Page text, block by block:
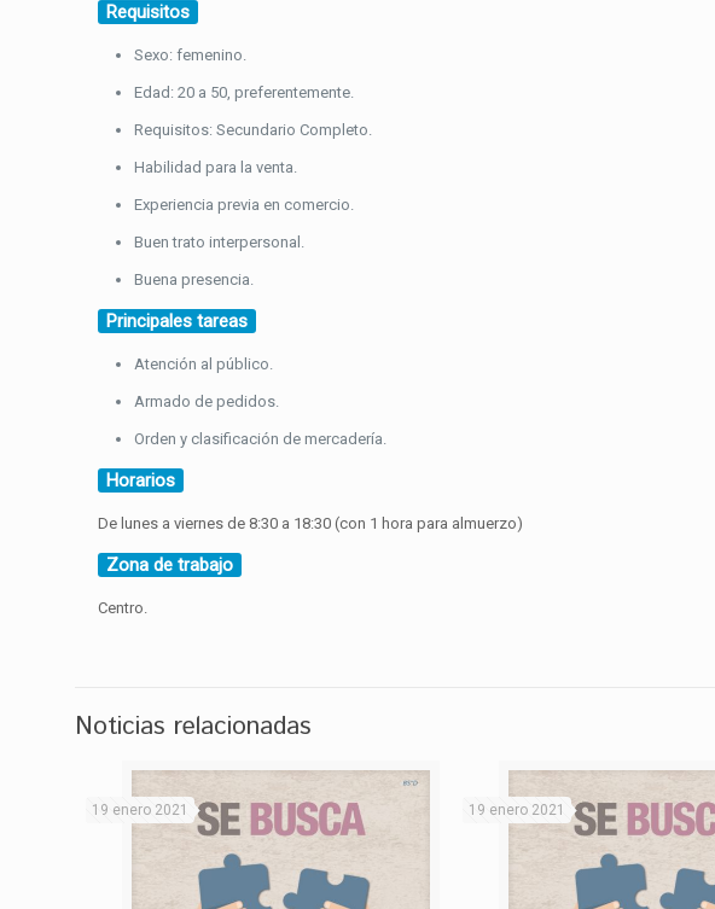
Requisitos
Sexo: femenino.
Edad: 20 a 50, preferentemente.
Requisitos: Secundario Completo.
Habilidad para la venta.
Experiencia previa en comercio.
Buen trato interpersonal.
Buena presencia.
Principales tareas
Atención al público.
Armado de pedidos.
Orden y clasificación de mercadería.
Horarios
De lunes a viernes de 8:30 a 18:30 (con 1 hora para almuerzo)
Zona de trabajo
Centro.
Noticias relacionadas
19 enero 2021 19 enero 2021